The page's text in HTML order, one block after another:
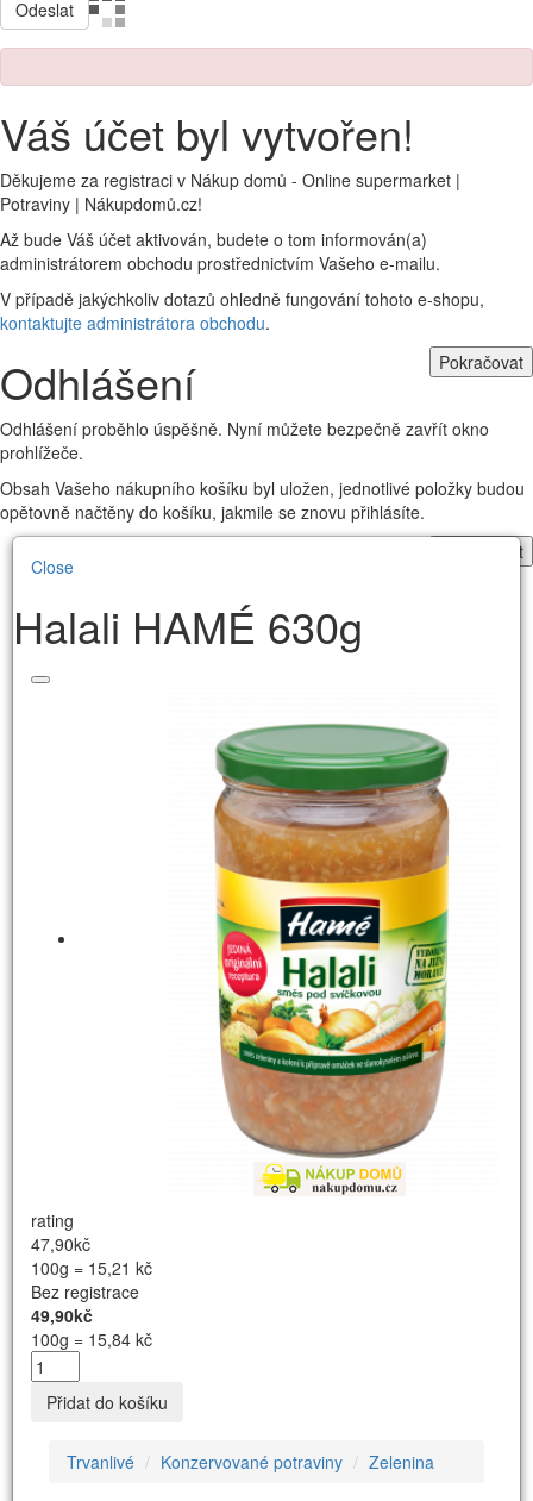
Odeslat
Váš účet byl vytvořen!
Děkujeme za registraci v Nákup domů - Online supermarket |
Potraviny | Nákupdomů.cz!
Až bude Váš účet aktivován, budete o tom informován(a)
administrátorem obchodu prostřednictvím Vašeho e-mailu.
V případě jakýchkoliv dotazů ohledně fungování tohoto e-shopu,
kontaktujte administrátora obchodu.
Pokračovat
Odhlášení
Odhlášení proběhlo úspěšně. Nyní můžete bezpečně zavřít okno
prohlížeče.
Obsah Vašeho nákupního košíku byl uložen, jednotlivé položky budou
opětovně načtěny do košíku, jakmile se znovu přihlásíte.
Pokračovat
Close
Halali HAMÉ 630g
rating
47,90kč
100g = 15,21 kč
Bez registrace
49,90kč
100g = 15,84 kč
Přidat do košíku
Trvanlivé Konzervované potraviny Zelenina